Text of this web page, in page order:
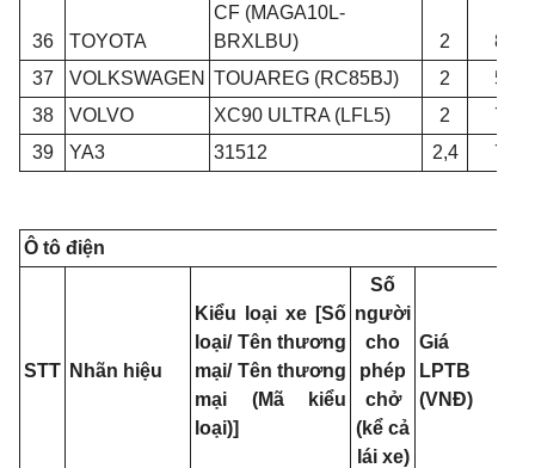
36 TOYOTA
CF (MAGA10L-
BRXLBU)
2
8
37
VOLKSWAGEN TOUAREG (RC85BJ) 2
5
38
VOLVO XC90 ULTRA (LFL5) 2
7
39
YA3 31512 2,4 7
Ô tô điện
STT Nhãn hiệu
Kiểu loại xe [Số
loại/ Tên thương
mại/ Tên thương
mại (Mã kiểu
loại)]
Số
người
cho
phép
chở
(kể cả
lái xe)
Giá
LPTB
(VNĐ)